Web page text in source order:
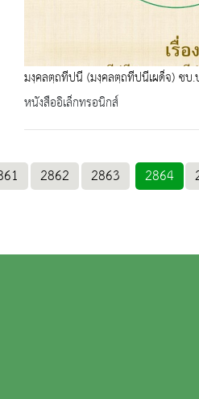
มงฺคลตฺถทีปนี (มงฺคลตฺถทีปนีเผด็จ) ชบ
หนังสืออิเล็กทรอนิกส์
2862 2863 2864